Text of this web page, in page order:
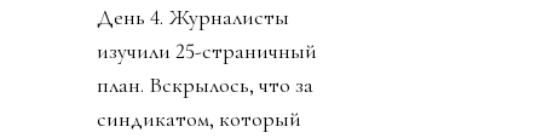
День 4. Журналисты
изучили 25-страничный
план. Вскрылось, что за
синдикатом, который